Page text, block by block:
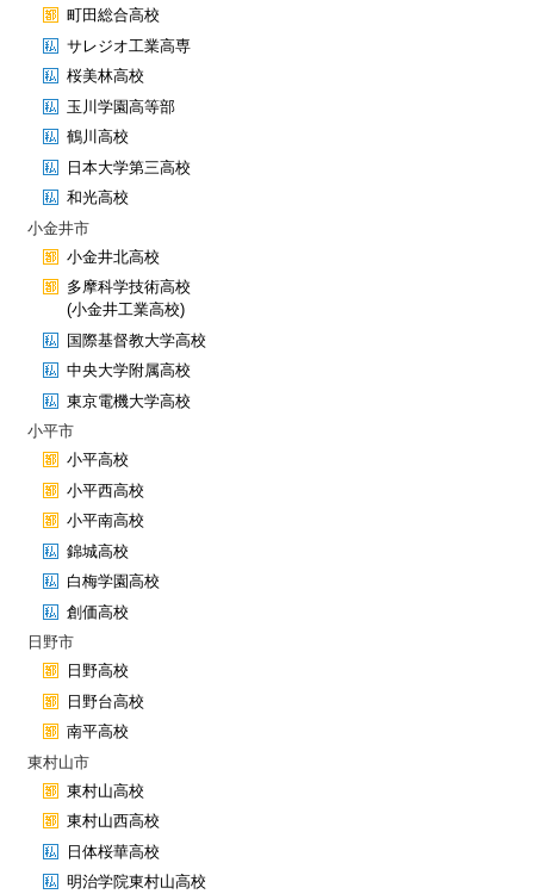
町田総合高校
サレジオ工業高専
桜美林高校
玉川学園高等部
鶴川高校
日本大学第三高校
和光高校
小金井市
小金井北高校
多摩科学技術高校
(小金井工業高校)
国際基督教大学高校
中央大学附属高校
東京電機大学高校
小平市
小平高校
小平西高校
小平南高校
錦城高校
白梅学園高校
創価高校
日野市
日野高校
日野台高校
南平高校
東村山市
東村山高校
東村山西高校
日体桜華高校
明治学院東村山高校